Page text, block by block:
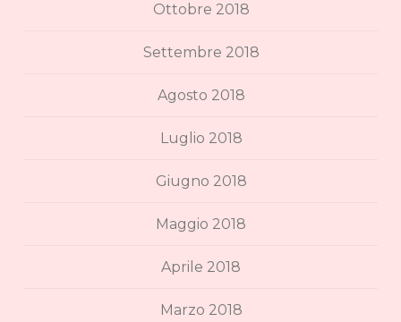
Ottobre 2018
Settembre 2018
Agosto 2018
Luglio 2018
Giugno 2018
Maggio 2018
Aprile 2018
Marzo 2018